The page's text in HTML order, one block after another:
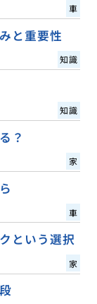
車
と重要性
知識
知識
？
家
車
という選択
家